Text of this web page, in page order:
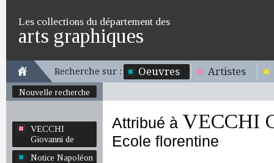
Les collections du département des
arts graphiques
Recherche sur : Oeuvres Artistes
Nouvelle recherche
VECCHI
Giovanni de
Notice Napoléon
Attribué à VECCHI
Ecole florentine